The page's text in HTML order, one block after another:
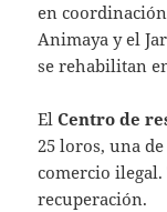
en
Animaya y el
se rehabilitan
ElCentro de
25 loros, una
comercio ilegal.
recuperación.